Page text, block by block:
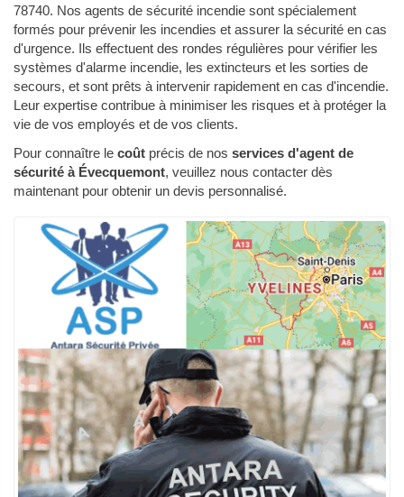
78740. Nos agents de sécurité incendie sont spécialement
formés pour prévenir les incendies et assurer la sécurité en cas
d'urgence. Ils effectuent des rondes régulières pour vérifier les
systèmes d'alarme incendie, les extincteurs et les sorties de
secours, et sont prêts à intervenir rapidement en cas d'incendie.
Leur expertise contribue à minimiser les risques et à protéger la
vie de vos employés et de vos clients.
Pour connaître le coût précis de nos services d'agent de
sécurité à Évecquemont, veuillez nous contacter dès
maintenant pour obtenir un devis personnalisé.